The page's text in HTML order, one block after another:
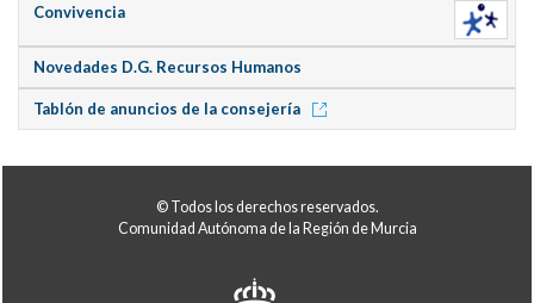
Convivencia
Novedades D.G. Recursos Humanos
Tablón de anuncios de la consejería
© Todos los derechos reservados.
Comunidad Autónoma de la Región de Murcia